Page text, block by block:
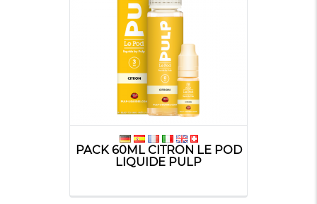
PACK 60ML CITRON LE POD
LIQUIDE PULP